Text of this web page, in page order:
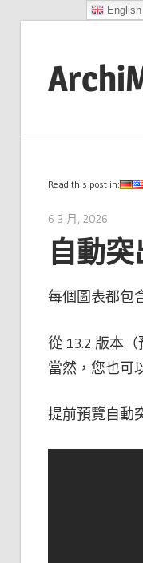
content
Dev
Scrum,
and
More
Read this post in:
6 3 月, 2026
自動
每個圖表都包
從 13.2 版本
當然，您也可
提前預覽自動
English